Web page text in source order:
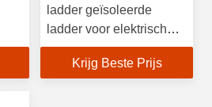
ladder geïsoleerde
ladder voor elektrisch
werk
Krijg Beste Prijs